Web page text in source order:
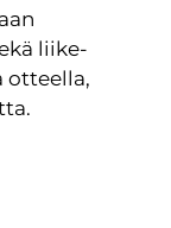
liike-
otteella,